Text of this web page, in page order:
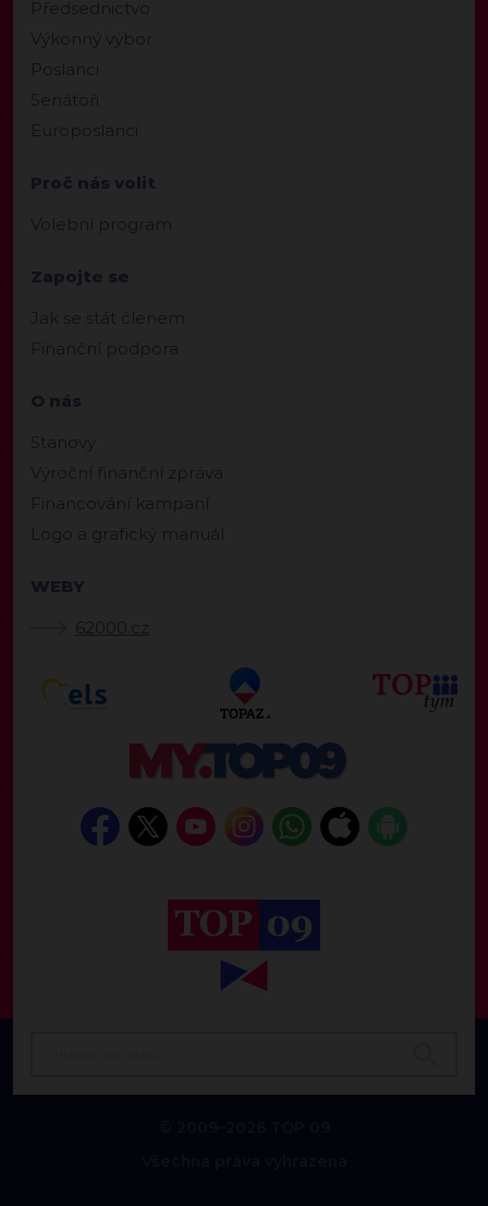
Předsednictvo
Výkonný výbor
Poslanci
Senátoři
Europoslanci
Proč nás volit
Volební program
Zapojte se
Jak se stát členem
Finanční podpora
O nás
Stanovy
Výroční finanční zpráva
Financování kampaní
Logo a grafický manuál
WEBY
62000.cz